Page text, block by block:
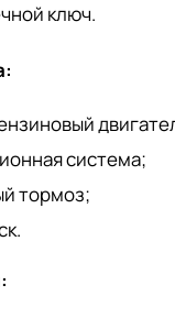
ключ.
система;
тормоз;